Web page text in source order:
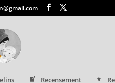
Recensement